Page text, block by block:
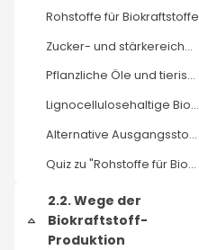
Contact us
Rohstoffe für Biokraftstoffe
Zucker- und stärkereiche Pflanzen
Pflanzliche Öle und tierische Fette
Lignocellulosehaltige Biomasse
Alternative Ausgangsstoffe
Quiz zu "Rohstoffe für Biokraftstoffe"
Collapse
2.2. Wege der
Biokraftstoff-
Produktion